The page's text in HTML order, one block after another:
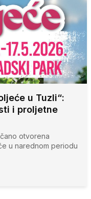
u Tuzli“:
i proljetne
otvorena
u narednom periodu